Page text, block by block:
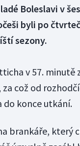
Boleslavi v
byli po
sezony.
v 57. minutě
což od
konce utkání.
brankáře, který